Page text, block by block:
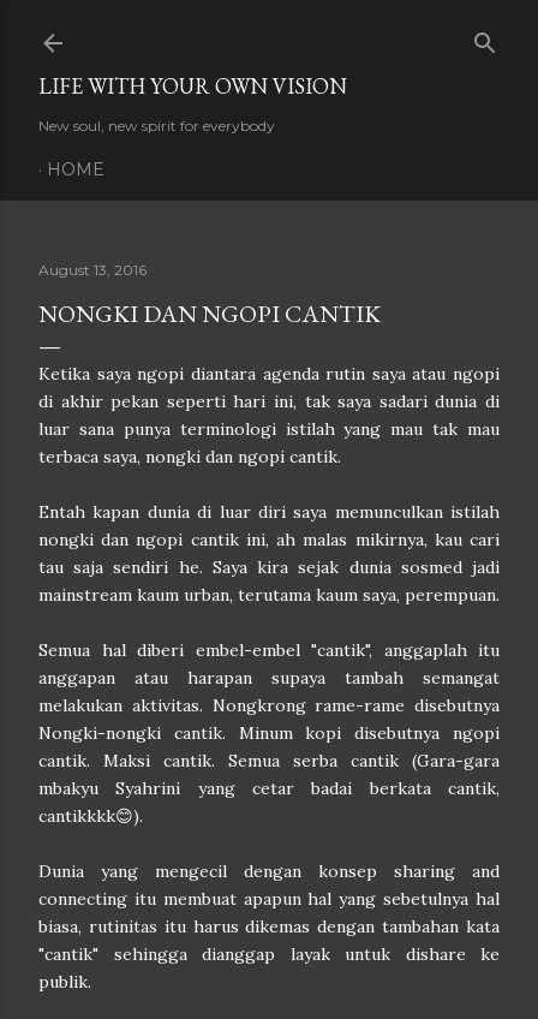
LIFE WITH YOUR OWN VISION
New soul, new spirit for everybody
HOME
August 13, 2016
NONGKI DAN NGOPI CANTIK
Ketika saya ngopi diantara agenda rutin saya atau ngopi
di akhir pekan seperti hari ini, tak saya sadari dunia di
luar sana punya terminologi istilah yang mau tak mau
terbaca saya, nongki dan ngopi cantik.
Entah kapan dunia di luar diri saya memunculkan istilah
nongki dan ngopi cantik ini, ah malas mikirnya, kau cari
tau saja sendiri he. Saya kira sejak dunia sosmed jadi
mainstream kaum urban, terutama kaum saya, perempuan.
Semua hal diberi embel-embel "cantik", anggaplah itu
anggapan atau harapan supaya tambah semangat
melakukan aktivitas. Nongkrong rame-rame disebutnya
Nongki-nongki cantik. Minum kopi disebutnya ngopi
cantik. Maksi cantik. Semua serba cantik (Gara-gara
mbakyu Syahrini yang cetar badai berkata cantik,
cantikkkk😊).
Dunia yang mengecil dengan konsep sharing and
connecting itu membuat apapun hal yang sebetulnya hal
biasa, rutinitas itu harus dikemas dengan tambahan kata
"cantik" sehingga dianggap layak untuk dishare ke
publik.